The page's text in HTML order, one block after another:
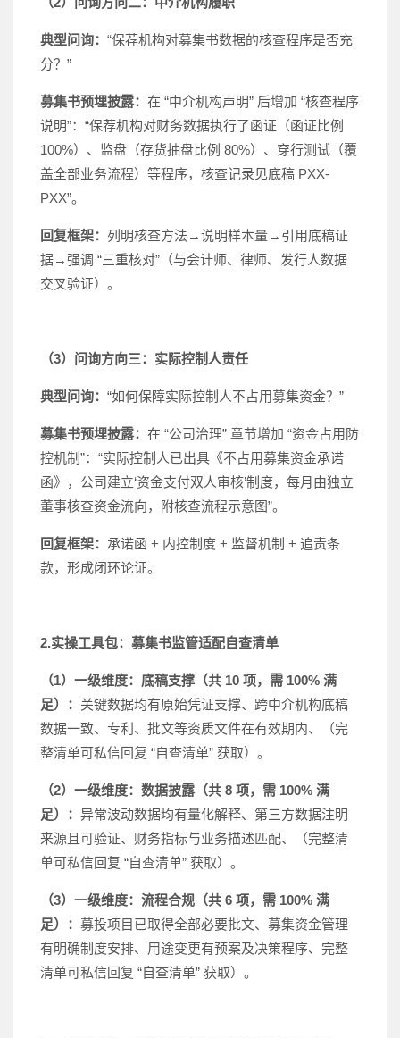
典型问询： “保荐机构对募集书数据的核查程序是否充
分？”
募集书预埋披露： 在 “中介机构声明” 后增加 “核查程序
说明”：“保荐机构对财务数据执行了函证（函证比例
100%）、监盘（存货抽盘比例 80%）、穿行测试（覆
盖全部业务流程）等程序，核查记录见底稿 PXX-
PXX”。
回复框架： 列明核查方法→说明样本量→引用底稿证
据→强调 “三重核对”（与会计师、律师、发行人数据
交叉验证）。
（3）问询方向三：实际控制人责任
典型问询： “如何保障实际控制人不占用募集资金？”
募集书预埋披露： 在 “公司治理” 章节增加 “资金占用防
控机制”：“实际控制人已出具《不占用募集资金承诺
函》，公司建立‘资金支付双人审核’制度，每月由独立
董事核查资金流向，附核查流程示意图”。
回复框架： 承诺函 + 内控制度 + 监督机制 + 追责条
款，形成闭环论证。
2.实操工具包：募集书监管适配自查清单
（1）一级维度：底稿支撑（共 10 项，需 100% 满
足）： 关键数据均有原始凭证支撑、跨中介机构底稿
数据一致、专利、批文等资质文件在有效期内、（完
整清单可私信回复 “自查清单” 获取）。
（2）一级维度：数据披露（共 8 项，需 100% 满
足）： 异常波动数据均有量化解释、第三方数据注明
来源且可验证、财务指标与业务描述匹配、（完整清
单可私信回复 “自查清单” 获取）。
（3）一级维度：流程合规（共 6 项，需 100% 满
足）： 募投项目已取得全部必要批文、募集资金管理
有明确制度安排、用途变更有预案及决策程序、完整
清单可私信回复 “自查清单” 获取）。